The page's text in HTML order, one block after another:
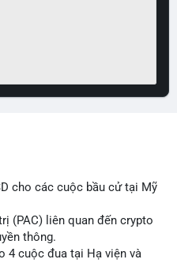
cho các cuộc bầu cử tại Mỹ
(PAC) liên quan đến crypto
thông.
4 cuộc đua tại Hạ viện và